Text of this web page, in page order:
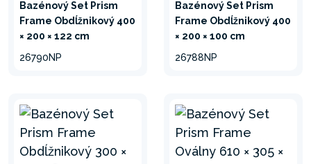
Bazénový Set Prism
Frame Obdĺžnikový 400
× 200 × 122 cm
26790NP
Bazénový Set Prism
Frame Obdĺžnikový 400
× 200 × 100 cm
26788NP